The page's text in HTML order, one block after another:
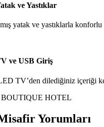
ve Yastıklar
yatak ve yastıklarla
ve USB Giriş
TV’den dilediğiniz içeriği
HOTEL
Yorumları